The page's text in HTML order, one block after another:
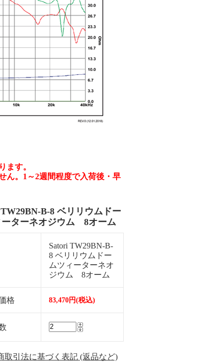
ます。
ん。1～2週間程度で入荷後・早
B-8 ベリリウムドー
ーターネオジウム 8オーム
Satori TW29BN-B-
8 ベリリウムドー
ムツィーターネオ
ジウム 8オーム
格 83,470円(税込)
取引法に基づく表記 (返品など)